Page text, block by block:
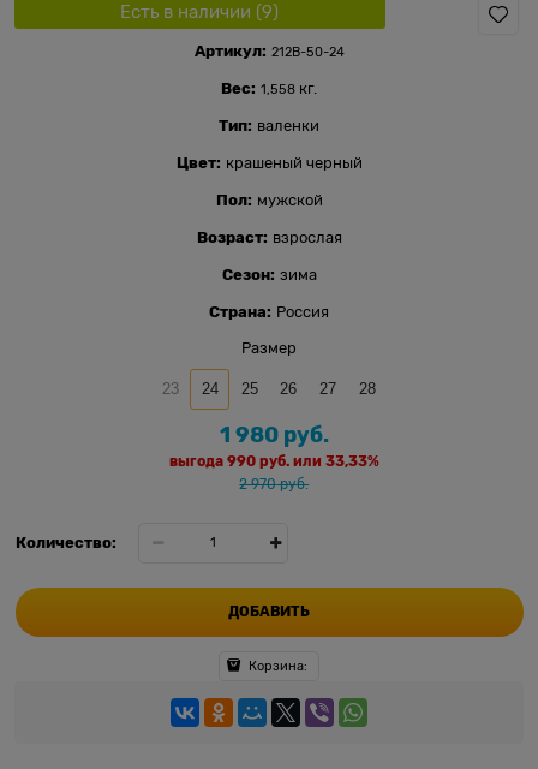
Есть в наличии (9)
Артикул: 212В-50-24
Вес: 1,558 кг.
Тип: валенки
Цвет: крашеный черный
Пол: мужской
Возраст: взрослая
Сезон: зима
Страна: Россия
Размер
23 24 25 26 27 28
2 970 руб.
1 980 руб.
выгода 990 руб.или 33,33%
Количество:
ДОБАВИТЬ
Корзина: